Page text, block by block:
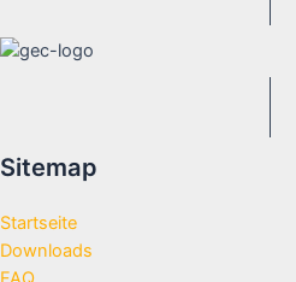
Sitemap
Startseite
Downloads